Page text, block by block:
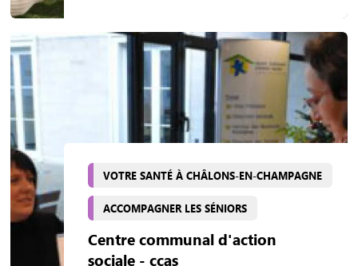
VOTRE SANTÉ À CHÂLONS-EN-CHAMPAGNE
ACCOMPAGNER LES SÉNIORS
Centre communal d'action
sociale - ccas